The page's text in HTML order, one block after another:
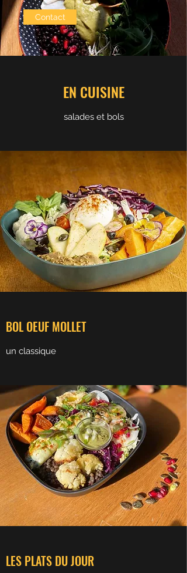
Contact
EN CUISINE
salades et bols
BOL OEUF MOLLET
un classique
LES PLATS DU JOUR